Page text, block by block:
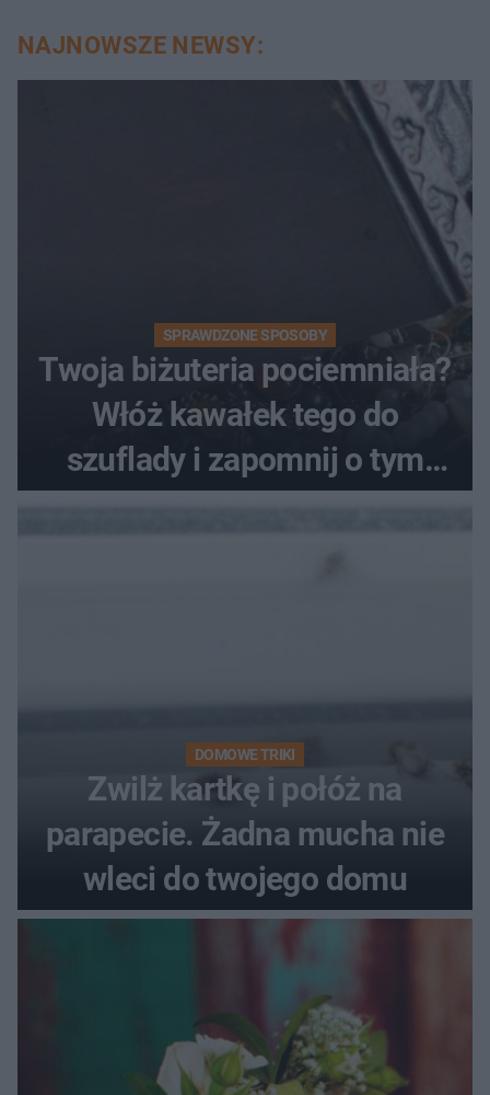
NAJNOWSZE NEWSY:
SPRAWDZONE SPOSOBY
Twoja biżuteria pociemniała?
Włóż kawałek tego do
szuflady i zapomnij o tym
problemie. Sposób na
DOMOWE TRIKI
Zwilż kartkę i połóż na
parapecie. Żadna mucha nie
wleci do twojego domu